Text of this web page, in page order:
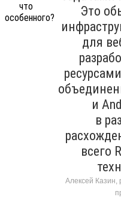
Это
для
и
в
всего
Алексей Казин,